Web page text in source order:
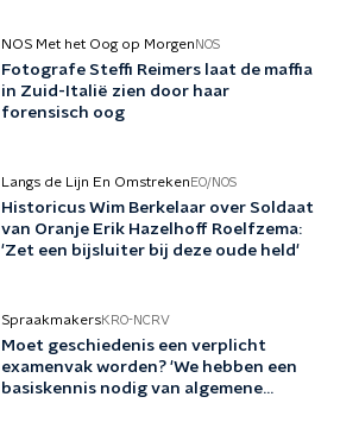
NOS Met het Oog op Morgen NOS
Fotografe Steffi Reimers laat de maffia
in Zuid-Italië zien door haar
forensisch oog
Langs de Lijn En Omstreken EO/NOS
Historicus Wim Berkelaar over Soldaat
van Oranje Erik Hazelhoff Roelfzema:
'Zet een bijsluiter bij deze oude held'
SpraakmakersKRO-NCRV
Moet geschiedenis een verplicht
examenvak worden? 'We hebben een
basiskennis nodig van algemene